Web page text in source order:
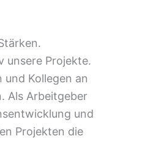
unsere Projekte.
und Kollegen an
Als Arbeitgeber
und
Projekten die